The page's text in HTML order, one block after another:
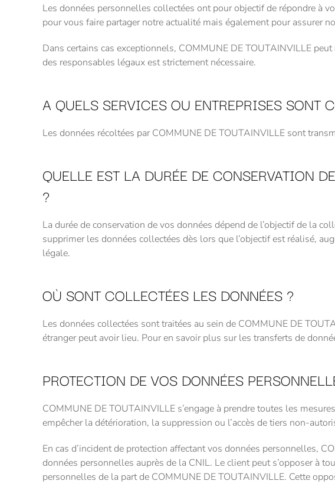
Les données personnelles collectées ont pour objectif de répondre à
pour vous faire partager notre actualité mais également pour assurer
Dans certains cas exceptionnels, COMMUNE DE TOUTAINVILLE
des responsables légaux est strictement nécessaire.
A QUELS SERVICES OU ENTREPRISES SONT
Les données récoltées par COMMUNE DE TOUTAINVILLE sont
QUELLE EST LA DURÉE DE CONSERVATION
?
La durée de conservation de vos données dépend de l’objectif de la
supprimer les données collectées dès lors que l’objectif est réalisé,
légale.
OÙ SONT COLLECTÉES LES DONNÉES ?
Les données collectées sont traitées au sein de COMMUNE DE
étranger peut avoir lieu. Pour en savoir plus sur les transferts de
PROTECTION DE VOS DONNÉES
COMMUNE DE TOUTAINVILLE s’engage à prendre toutes les
empêcher la détérioration, la suppression ou l’accès de tiers non-
En cas d’incident de protection affectant vos données personnelles,
données personnelles auprès de la CNIL. Le client peut s’opposer à
personnelles de la part de COMMUNE DE TOUTAINVILLE. Cette